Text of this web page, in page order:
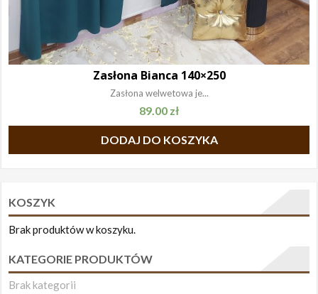
Zasłona Bianca 140×250
Zasłona welwetowa je...
89.00 zł
DODAJ DO KOSZYKA
KOSZYK
Brak produktów w koszyku.
KATEGORIE PRODUKTÓW
Brak kategorii